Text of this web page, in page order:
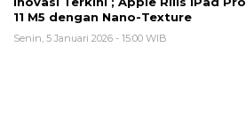
11 M5 dengan Nano-Texture
Senin, 5 Januari 2026 - 15:00 WIB